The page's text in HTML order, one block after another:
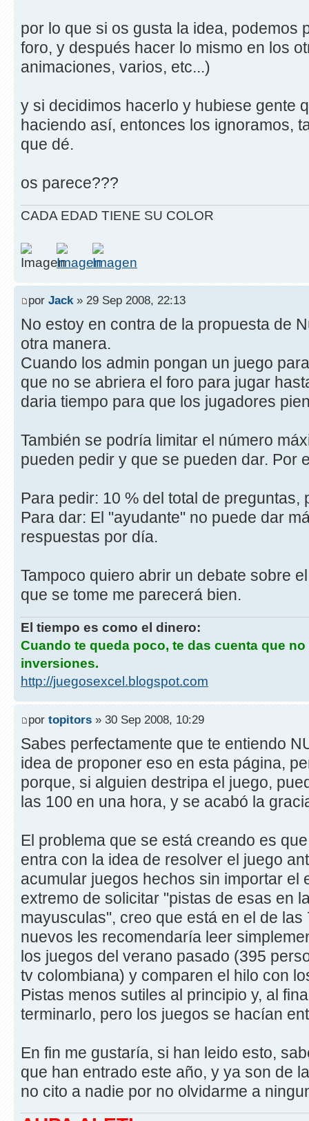
por lo que si os gusta la idea, podemos
foro, y después hacer lo mismo en los
animaciones, varios, etc...)
y si decidimos hacerlo y hubiese gente
haciendo así, entonces los ignoramos,
que dé.
os parece???
CADA EDAD TIENE SU COLOR
por Jack» 29 Sep 2008, 22:13
No estoy en contra de la propuesta de
otra manera.
Cuando los admin pongan un juego
que no se abriera el foro para jugar
daria tiempo para que los jugadores
También se podría limitar el número
pueden pedir y que se pueden dar. Por
Para pedir: 10 % del total de
Para dar: El "ayudante" no puede dar
respuestas por día.
Tampoco quiero abrir un debate sobre
que se tome me parecerá bien.
El tiempo es como el dinero:
Cuando te queda poco, te das cuenta que
inversiones.
http://juegosexcel.blogspot.com
por topitors » 30 Sep 2008, 10:29
Sabes perfectamente que te entiendo
idea de proponer eso en esta página,
porque, si alguien destripa el juego,
las 100 en una hora, y se acabó la
El problema que se está creando es
entra con la idea de resolver el juego
acumular juegos hechos sin importar el
extremo de solicitar "pistas de esas en
mayusculas", creo que está en el de
nuevos les recomendaría leer
los juegos del verano pasado (395
tv colombiana) y comparen el hilo con
Pistas menos sutiles al principio y, al
terminarlo, pero los juegos se hacían
En fin me gustaría, si han leido esto,
que han entrado este año, y ya son de
no cito a nadie por no olvidarme a